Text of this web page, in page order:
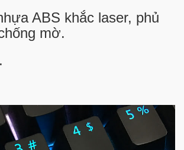
ABS khắc laser, phủ
mờ.